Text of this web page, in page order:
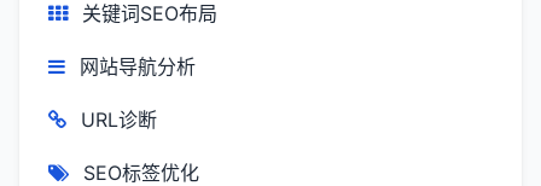
关键词SEO布局
网站导航分析
URL诊断
SEO标签优化